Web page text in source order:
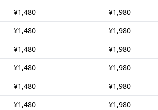
¥1,480 ¥1,980
¥1,480 ¥1,980
¥1,480 ¥1,980
¥1,480 ¥1,980
¥1,480 ¥1,980
¥1,480 ¥1,980